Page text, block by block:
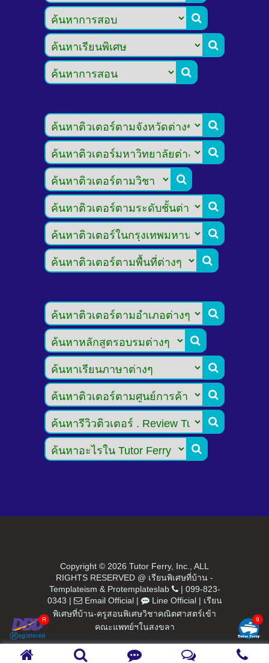















Copyright © 2026 Tutor Ferry, Inc., ALL
RIGHTS RESERVED @ เรียนพิเศษที่บ้าน -
Templateism & Protemplateslab | 099-823-
0343 | Email Official| Line Official| เรียน
พิเศษที่บ้าน-ครูสอนพิเศษวิชาคณิตศาสตร์เข้า
คณะแพทย์ฯในสงขลา